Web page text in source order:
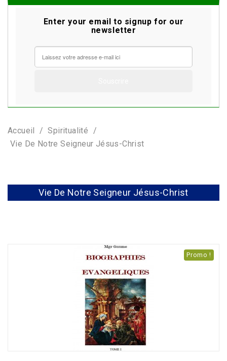
Enter your email to signup for our
newsletter
Accueil
Spiritualité
Vie De Notre Seigneur Jésus-Christ
Vie De Notre Seigneur Jésus-Christ
Promo !